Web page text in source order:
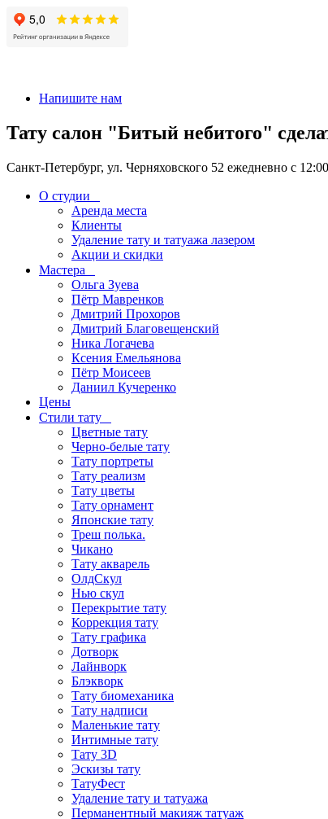
Напишите нам
Тату салон "Битый небитого"
Санкт-Петербург, ул. Черняховского 52 ежедневно с
О студии
Аренда места
Клиенты
Удаление тату и татуажа лазером
Акции и скидки
Мастера
Ольга Зуева
Пётр Мавренков
Дмитрий Прохоров
Дмитрий Благовещенский
Ника Логачева
Ксения Емельянова
Пётр Моисеев
Даниил Кучеренко
Цены
Стили тату
Цветные тату
Черно-белые тату
Тату портреты
Тату реализм
Тату цветы
Тату орнамент
Японские тату
Треш полька.
Чикано
Тату акварель
ОлдСкул
Нью скул
Перекрытие тату
Коррекция тату
Тату графика
Дотворк
Лайнворк
Блэкворк
Тату биомеханика
Тату надписи
Маленькие тату
Интимные тату
Тату 3D
Эскизы тату
ТатуФест
Удаление тату и татуажа
Перманентный макияж татуаж